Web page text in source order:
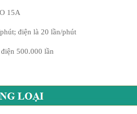
15A
điện là 20 lần/phút
500.000 lần